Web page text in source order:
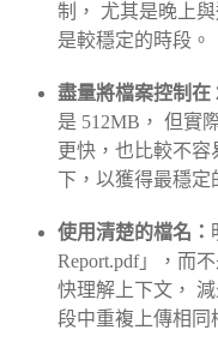
制， 尤其是晚上
是較穩定的時段。
盡量將檔案控制在
是 512MB， 但實
更快，也比較不容
下，以獲得最穩定
使用清楚的檔名：
Report.pdf」，而
快理解上下文，
段中重複上傳相同